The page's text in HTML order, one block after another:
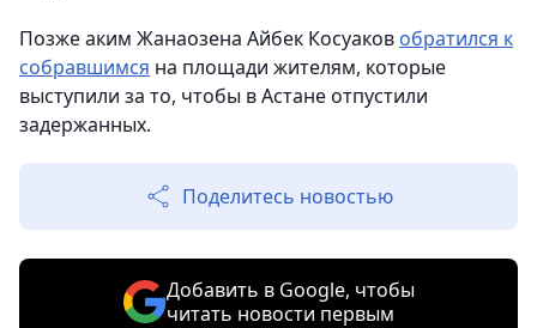
Позже аким Жанаозена Айбек Косуаков обратился к
собравшимся на площади жителям, которые
выступили за то, чтобы в Астане отпустили
задержанных.
Поделитесь новостью
Добавить в Google, чтобы
читать новости первым